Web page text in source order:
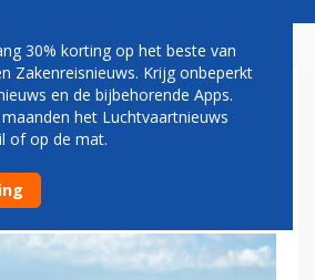
ONTHULT
AIRBUS
30% korting op het beste van
Zakenreisnieuws. Krijg onbeperkt
en de bijbehorende Apps.
het Luchtvaartnieuws
of op de mat.